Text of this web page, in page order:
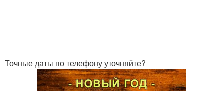
Точные даты по телефону уточняйте?